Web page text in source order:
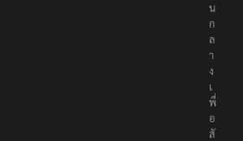
ป็
น
ก
ล
า
ง
เ
พื่
อ